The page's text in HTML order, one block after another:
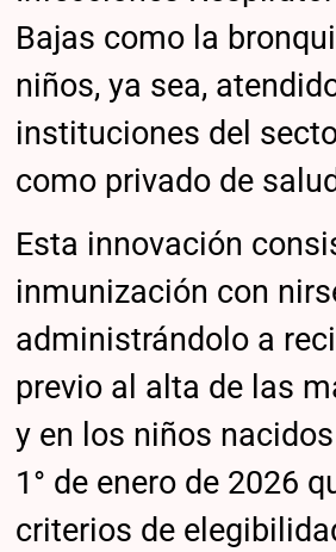
Bajas como la
niños, ya sea,
instituciones del
como privado de
Esta innovación
inmunización con
administrándolo a
previo al alta de las
y en los niños
1° de enero de 2026
criterios de